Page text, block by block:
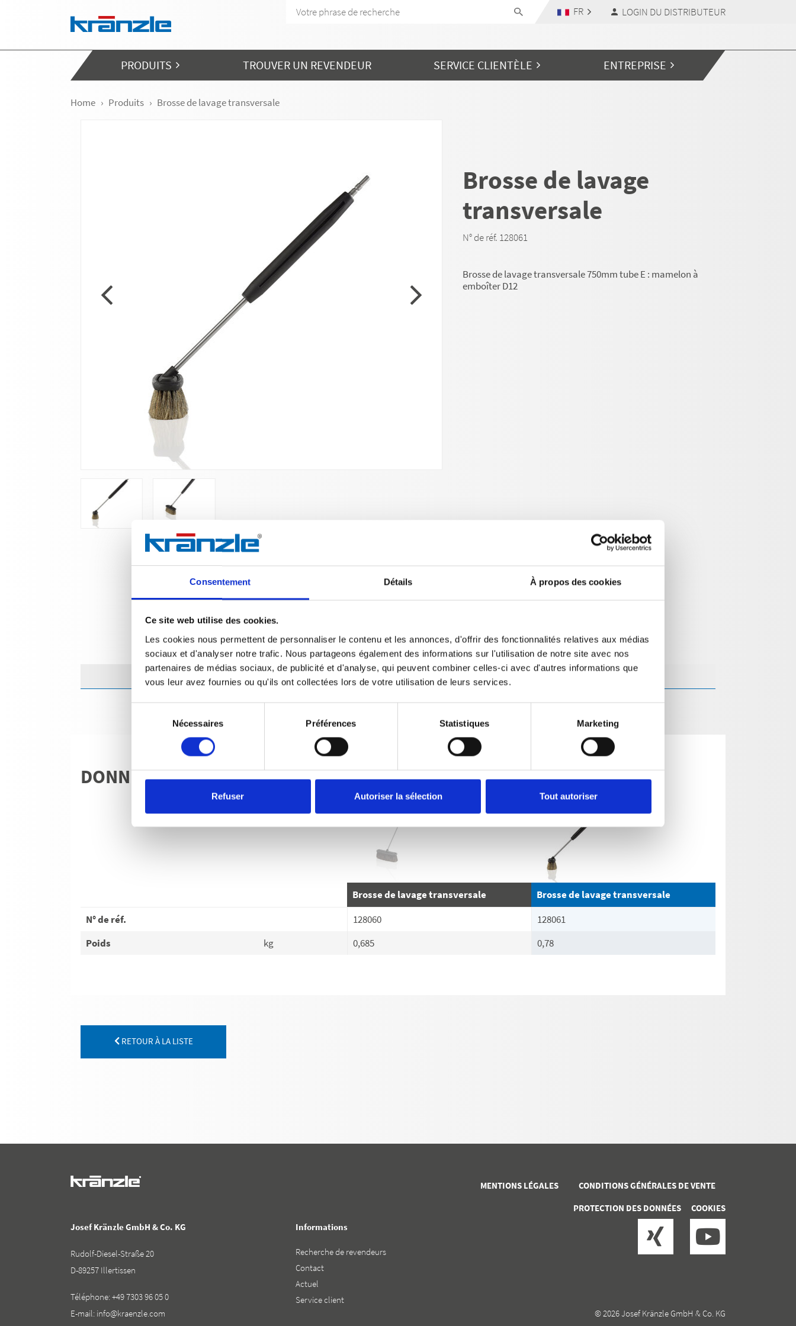
Consentement Détails À propos des cookies
Ce site web utilise des cookies.
Les cookies nous permettent de personnaliser le contenu et les annonces, d'offrir des fonctionnalités relatives aux médias
sociaux et d'analyser notre trafic. Nous partageons également des informations sur l'utilisation de notre site avec nos
partenaires de médias sociaux, de publicité et d'analyse, qui peuvent combiner celles-ci avec d'autres informations que
vous leur avez fournies ou qu'ils ont collectées lors de votre utilisation de leurs services.
consentement
Nécessaires Préférences Statistiques Marketing
Refuser Autoriser la sélection Tout autoriser
FR LOGIN DU DISTRIBUTEUR
PRODUITS TROUVER UN REVENDEUR SERVICE CLIENTÈLE ENTREPRISE
Home Produits Brosse de lavage transversale
Brosse de lavage
transversale
N° de réf. 128061
Brosse de lavage transversale 750mm tube E : mamelon à
emboîter D12
Données techniques
DONNÉES TECHNIQUES
Brosse de lavage transversale
Brosse de lavage transversale
N° de réf.
128060
128061
Poids
kg 0,685 0,78
RETOUR À LA LISTE
MENTIONS LÉGALES
CONDITIONS GÉNÉRALES DE VENTE
PROTECTION DES DONNÉES
COOKIES
Josef Kränzle GmbH & Co. KG
Rudolf-Diesel-Straße 20
D-89257 Illertissen
Téléphone:+49 7303 96 05 0
E-mail: info@kraenzle.com
Informations
Recherche de revendeurs
Contact
Actuel
Service client
© 2026 Josef Kränzle GmbH & Co. KG